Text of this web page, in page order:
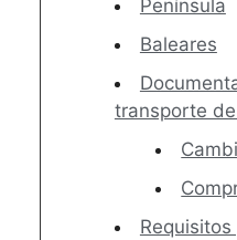
Península
Baleares
transporte